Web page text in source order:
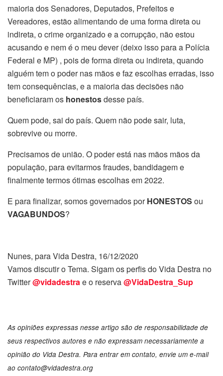
maioria dos Senadores, Deputados, Prefeitos e
Vereadores, estão alimentando de uma forma direta ou
indireta, o crime organizado e a corrupção, não estou
acusando e nem é o meu dever (deixo isso para a Polícia
Federal e MP) , pois de forma direta ou indireta, quando
alguém tem o poder nas mãos e faz escolhas erradas, isso
tem consequências, e a maioria das decisões não
beneficiaram os honestosdesse país.
Quem pode, sai do país. Quem não pode sair, luta,
sobrevive ou morre.
Precisamos de união. O poder está nas mãos mãos da
população, para evitarmos fraudes, bandidagem e
finalmente termos ótimas escolhas em 2022.
E para finalizar, somos governados porHONESTOS ou
VAGABUNDOS?
Nunes, para Vida Destra, 16/12/2020
Vamos discutir o Tema. Sigam os perfis do Vida Destra no
Twitter@vidadestrae o reserva@VidaDestra_Sup
As opiniões expressas nesse artigo são de responsabilidade de
seus respectivos autores e não expressam necessariamente a
opinião do Vida Destra. Para entrar em contato, envie um e-mail
ao contato@vidadestra.org